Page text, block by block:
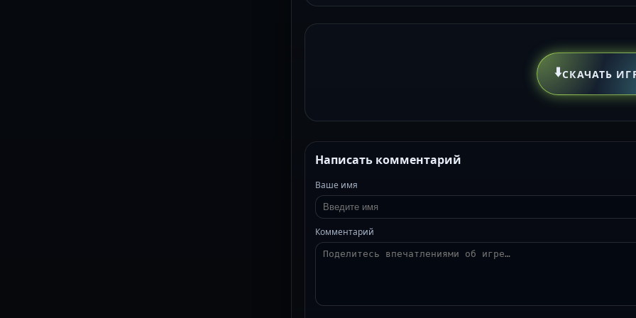
⬇️СКАЧАТЬ
Написать комментарий
Ваше имя
Комментарий